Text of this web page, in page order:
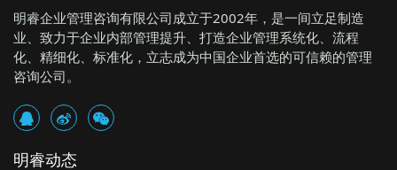
明睿企业管理咨询有限公司成立于2002年，是一间立足制造
业、致力于企业内部管理提升、打造企业管理系统化、流程
化、精细化、标准化，立志成为中国企业首选的可信赖的管理
咨询公司。
明睿动态